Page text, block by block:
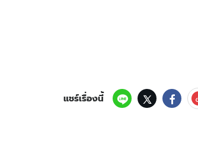
แชร์เรื่องนี้